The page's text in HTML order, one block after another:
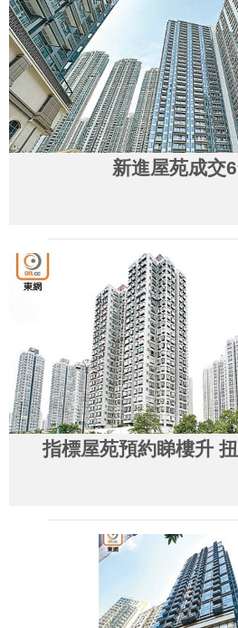
新進屋苑成交
指標屋苑預約睇樓升